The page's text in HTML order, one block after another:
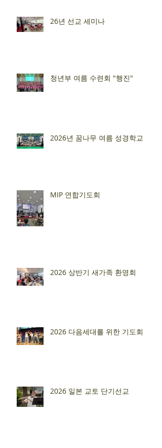
26년 선교 세미나
청년부 여름 수련회 "행진"
2026년 꿈나무 여름 성경학교
MIP 연합기도회
2026 상반기 새가족 환영회
2026 다음세대를 위한 기도회
2026 일본 교토 단기선교